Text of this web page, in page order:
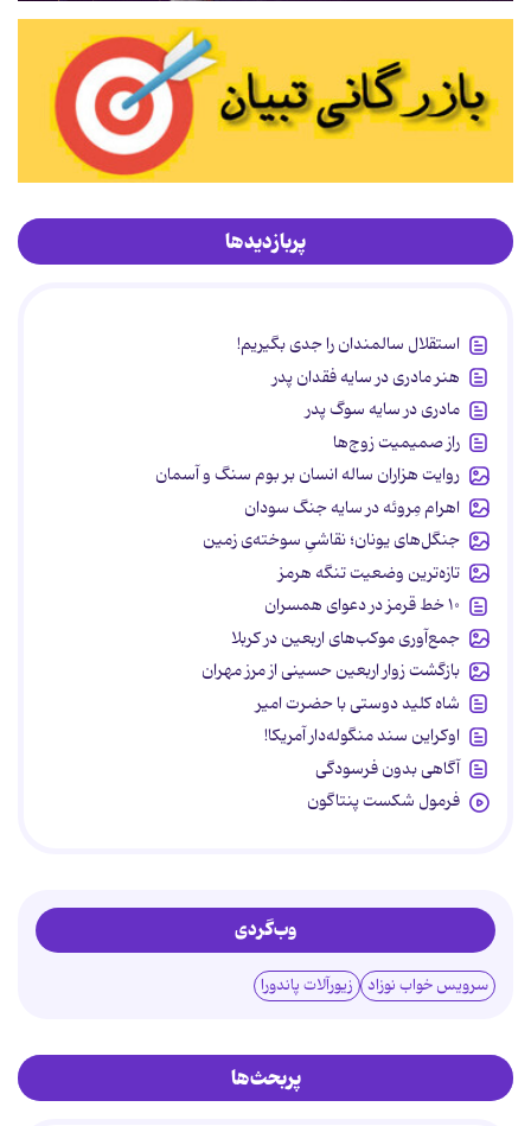
پربازدیدها
استقلال سالمندان را جدی بگیریم!
هنر مادری در سایه‌ فقدان پدر
مادری در سایه سوگ پدر
راز صمیمیت زوج‌ها
روایت هزاران ساله انسان بر بوم سنگ و آسمان
اهرام مِروئه در سایه جنگ سودان
جنگل‌های یونان؛ نقاشیِ سوخته‌ی زمین
تازه‌ترین وضعیت تنگه هرمز
۱۰ خط قرمز در دعوای همسران
جمع‌آوری موکب‌های اربعین در کربلا
بازگشت زوار اربعین حسینی از مرز مهران
شاه کلید دوستی با حضرت امیر
اوکراین سند منگوله‌دار آمریکا!
آگاهی بدون فرسودگی
فرمول شکست پنتاگون
وب‌گردی
سرویس خواب نوزاد زیورآلات پاندورا
پربحث‌ها